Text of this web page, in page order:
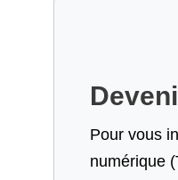
Pour vous
numérique